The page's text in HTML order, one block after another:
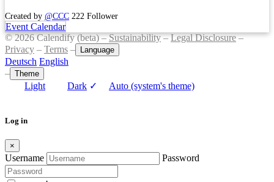
Created by @CCC 222 Follower
Event Calendar
© 2026 Calendify (beta) –Sustainability–Legal Disclosure–
Privacy – Terms – Language
Deutsch English
– Theme
Light Dark ✓ Auto (system's theme)
Log in
×
Username Password